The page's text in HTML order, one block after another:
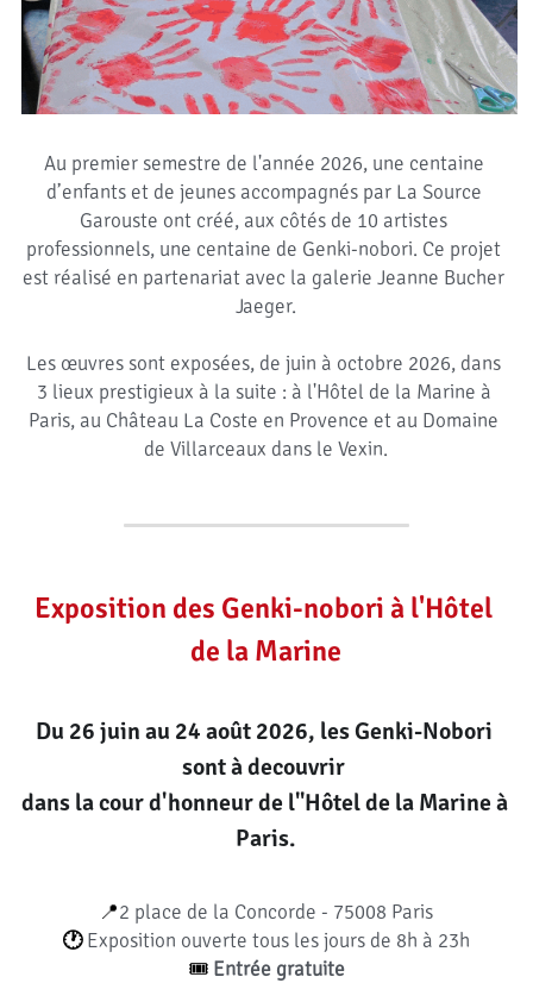
Au premier semestre de l'année 2026, une centaine
d’enfants et de jeunes accompagnés par La Source
Garouste ont créé, aux côtés de 10 artistes
professionnels, une centaine de Genki-nobori. Ce projet
est réalisé en partenariat avec la galerie Jeanne Bucher
Jaeger.
Les œuvres sont exposées, de juin à octobre 2026, dans
3 lieux prestigieux à la suite : à l'Hôtel de la Marine à
Paris, au Château La Coste en Provence et au Domaine
de Villarceaux dans le Vexin.
Exposition des Genki-nobori à l'Hôtel
de la Marine
Du 26 juin au 24 août 2026, les Genki-Nobori
sont à decouvrir
dans la cour d'honneur de l"Hôtel de la Marine à
Paris.
📍2 place de la Concorde - 75008 Paris
🕐 Exposition ouverte tous les jours de 8h à 23h
🎟️ Entrée gratuite